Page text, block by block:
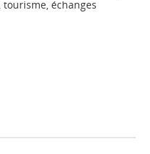
échanges